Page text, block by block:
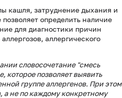
кашля, затруднение дыхания и
определить наличие
для диагностики причин
аллергического
словосочетание "смесь
которое позволяет выявить
группе аллергенов. При этом
а не по каждому конкретному